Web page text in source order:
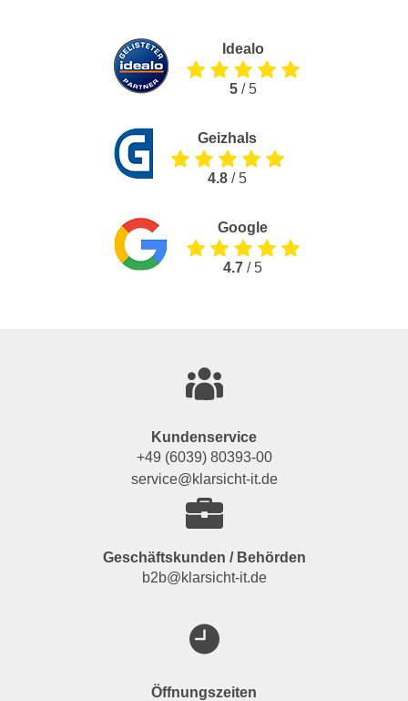
Idealo
5/ 5
Geizhals
4.8 / 5
Google
4.7 / 5
Kundenservice
+49 (6039) 80393-00
service@klarsicht-it.de
Geschäftskunden / Behörden
b2b@klarsicht-it.de
Öffnungszeiten